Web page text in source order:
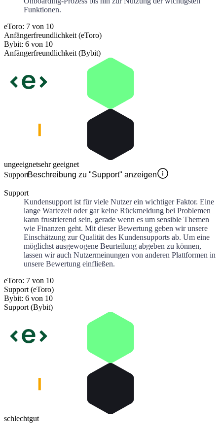
Funktionen.
eToro: 7 von 10
Anfängerfreundlichkeit (eToro)
Bybit: 6 von 10
Anfängerfreundlichkeit (Bybit)
ungeeignetsehr geeignet
SupportBeschreibung zu "Support" anzeigen
Support
Kundensupport ist für viele Nutzer ein wichtiger Faktor. Eine
lange Wartezeit oder gar keine Rückmeldung bei Problemen
kann frustrierend sein, gerade wenn es um sensible Themen
wie Finanzen geht. Mit dieser Bewertung geben wir unsere
Einschätzung zur Qualität des Kundensupports ab. Um eine
möglichst ausgewogene Beurteilung abgeben zu können,
lassen wir auch Nutzermeinungen von anderen Plattformen in
unsere Bewertung einfließen.
eToro: 7 von 10
Support (eToro)
Bybit: 6 von 10
Support (Bybit)
schlechtgut